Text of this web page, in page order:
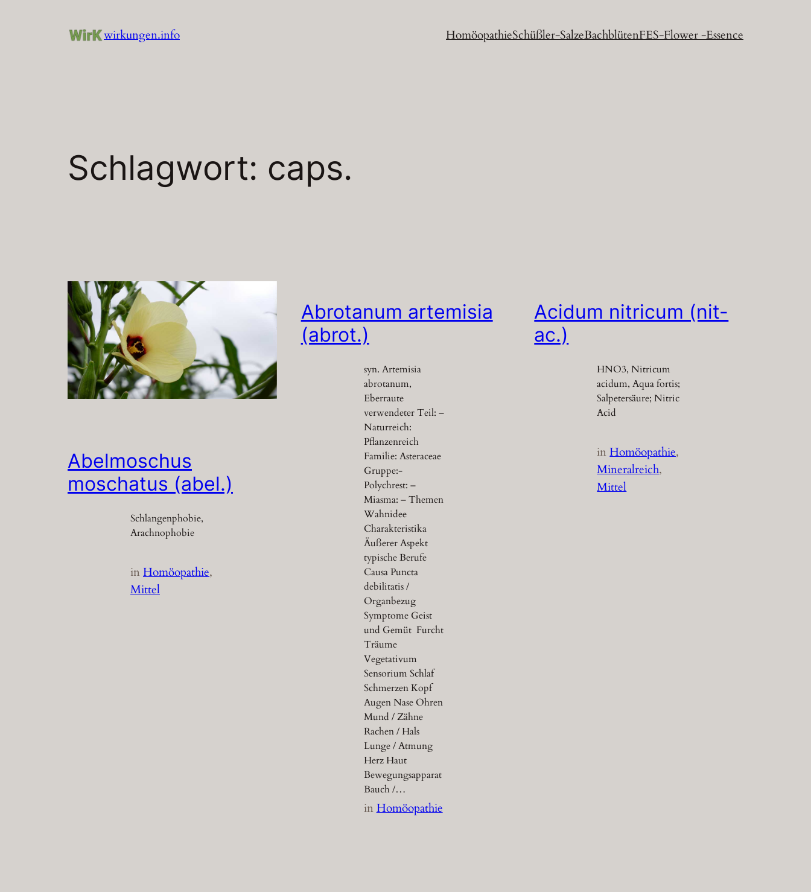
wirkungen.info HomöopathieSchüßler-SalzeBachblütenFES-Flower -Essence
Schlagwort: caps.
Abelmoschus
moschatus (abel.)
Schlangenphobie,
Arachnophobie
inHomöopathie
Mittel
Abrotanum artemisia
(abrot.)
syn. Artemisia
abrotanum,
Eberraute
verwendeter Teil: –
Naturreich:
Pflanzenreich
Familie: Asteraceae
Gruppe:-
Polychrest: –
Miasma: – Themen
Wahnidee
Charakteristika
Äußerer Aspekt
typische Berufe
Causa Puncta
debilitatis /
Organbezug
Symptome Geist
und Gemüt Furcht
Träume
Vegetativum
Sensorium Schlaf
Schmerzen Kopf
Augen Nase Ohren
Mund / Zähne
Rachen / Hals
Lunge / Atmung
Herz Haut
Bewegungsapparat
Bauch /…
inHomöopathie
Acidum nitricum (nit-
ac.)
HNO3, Nitricum
acidum, Aqua fortis;
Salpetersäure; Nitric
Acid
inHomöopathie
Mineralreich
Mittel